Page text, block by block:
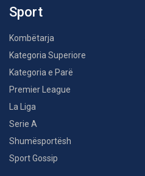
Sport
Kombëtarja
Kategoria Superiore
Kategoria e Parë
Premier League
La Liga
Serie A
Shumësportësh
Sport Gossip